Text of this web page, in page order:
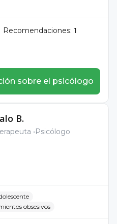
Recomendaciones: 1
sobre el psicólogo
B.
Psicólogo
obsesivos